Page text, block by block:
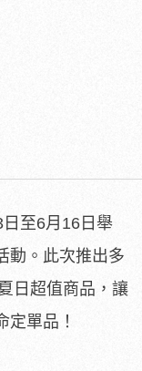
至6月16日舉
動。此次推出多
日超值商品，讓
定單品！